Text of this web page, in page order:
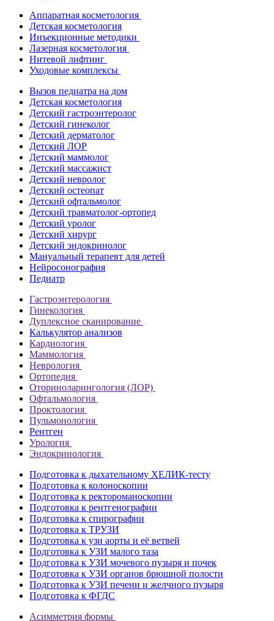
Аппаратная косметология
Детская косметология
Инъекционные методики
Лазерная косметология
Нитевой лифтинг
Уходовые комплексы
Вызов педиатра на дом
Детская косметология
Детский гастроэнтеролог
Детский гинеколог
Детский дерматолог
Детский ЛОР
Детский маммолог
Детский массажист
Детский невролог
Детский остеопат
Детский офтальмолог
Детский травматолог-ортопед
Детский уролог
Детский хирург
Детский эндокринолог
Мануальный терапевт для детей
Нейросонография
Педиатр
Гастроэнтерология
Гинекология
Дуплексное сканирование
Калькулятор анализов
Кардиология
Маммология
Неврология
Ортопедия
Оториноларингология (ЛОР)
Офтальмология
Проктология
Пульмонология
Рентген
Урология
Эндокринология
Подготовка к дыхательному ХЕЛИК-тесту
Подготовка к колоноскопии
Подготовка к ректороманоскопии
Подготовка к рентгенографии
Подготовка к спирографии
Подготовка к ТРУЗИ
Подготовка к узи аорты и её ветвей
Подготовка к УЗИ малого таза
Подготовка к УЗИ мочевого пузыря и почек
Подготовка к УЗИ органов брюшной полости
Подготовка к УЗИ печени и желчного пузыря
Подготовка к ФГДС
Асимметрия формы